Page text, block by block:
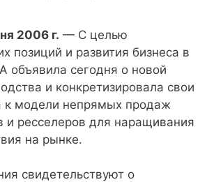
2006 г. — С целью
позиций и развития бизнеса в
объявила сегодня о новой
и конкретизировала свои
к модели непрямых продаж
и ресселеров для наращивания
на рынке.
свидетельствуют о